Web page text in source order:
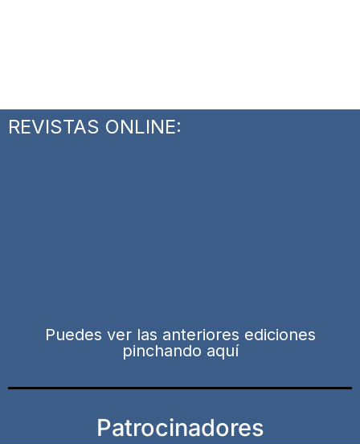
REVISTAS ONLINE:
Puedes ver las anteriores ediciones
pinchando aquí
Patrocinadores